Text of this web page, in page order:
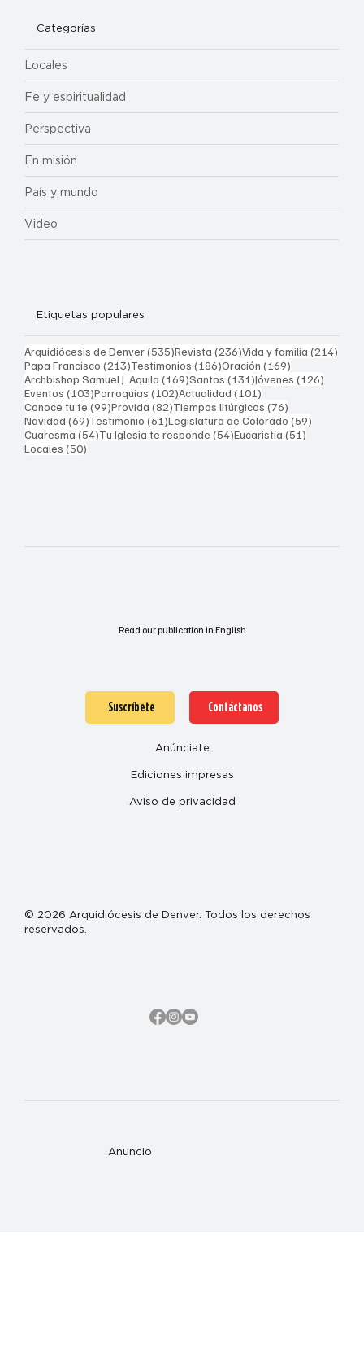
Categorías
Locales
Fe y espiritualidad
Perspectiva
En misión
País y mundo
Video
Etiquetas populares
Arquidiócesis de Denver(535)535 entradas
Revista (236)236 entradas
Vida y familia (214)
Papa Francisco (213)213 entradas
Testimonios (186)186 entradas
Oración (169)
Archbishop Samuel J. Aquila (169)169 entradas
Santos (131)131 entradas
Jóvenes (126)
Eventos (103)103 entradas
Parroquias (102)102 entradas
Actualidad (101)
Conoce tu fe (99)99 entradas
Provida (82)82 entradas
Tiempos litúrgicos (76)
Navidad (69)69 entradas
Testimonio (61)61 entradas
Legislatura de Colorado (59)
Cuaresma (54)54 entradas
Tu Iglesia te responde (54)54 entradas
Eucaristía (51)
Locales (50)
Read our publication in English
Anuncio
Suscríbete Contáctanos
Anúnciate
Ediciones impresas
Aviso de privacidad
© 2026 Arquidiócesis de Denver. Todos los derechos
reservados.